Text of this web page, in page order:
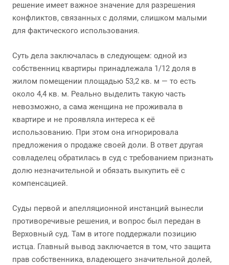
решение имеет важное значение для разрешения
конфликтов, связанных с долями, слишком малыми
для фактического использования.
Суть дела заключалась в следующем: одной из
собственниц квартиры принадлежала 1/12 доля в
жилом помещении площадью 53,2 кв. м — то есть
около 4,4 кв. м. Реально выделить такую часть
невозможно, а сама женщина не проживала в
квартире и не проявляла интереса к её
использованию. При этом она игнорировала
предложения о продаже своей доли. В ответ другая
совладелец обратилась в суд с требованием признать
долю незначительной и обязать выкупить её с
компенсацией.
Суды первой и апелляционной инстанций вынесли
противоречивые решения, и вопрос был передан в
Верховный суд. Там в итоге поддержали позицию
истца. Главный вывод заключается в том, что защита
прав собственника, владеющего значительной долей,